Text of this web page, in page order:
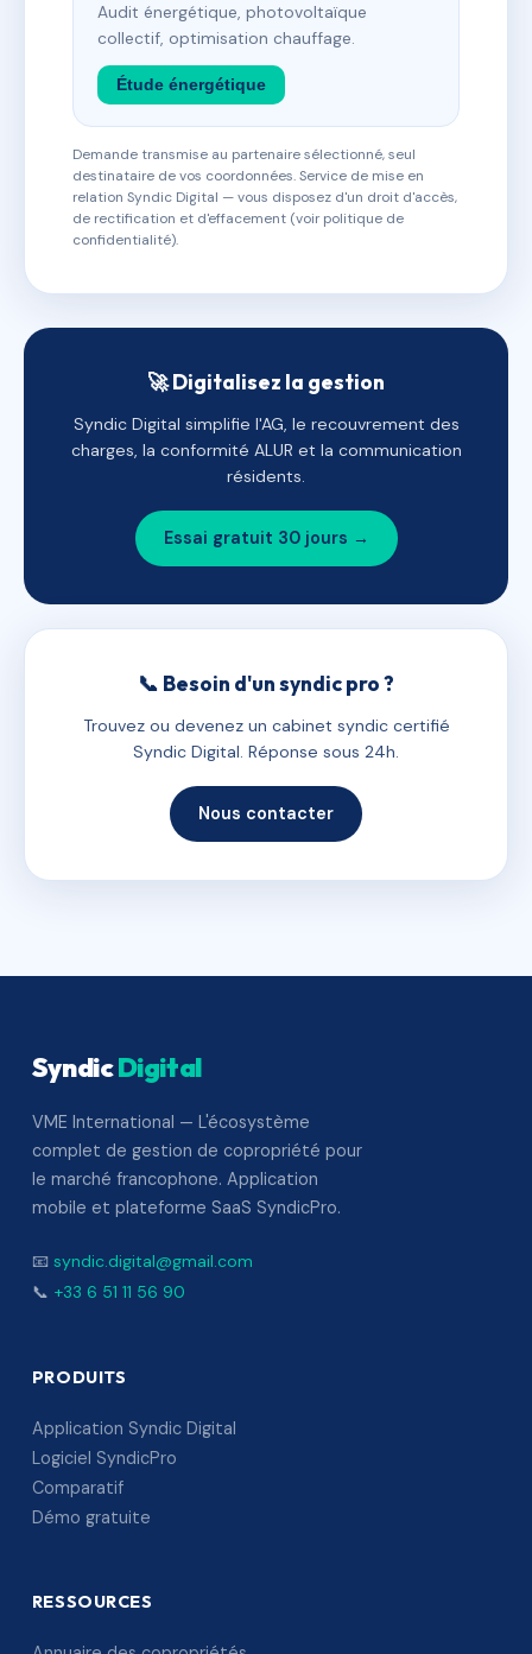
Audit énergétique, photovoltaïque
collectif, optimisation chauffage.
Étude énergétique
Demande transmise au partenaire sélectionné, seul
destinataire de vos coordonnées. Service de mise en
relation Syndic Digital — vous disposez d'un droit d'accès,
de rectification et d'effacement (voir politique de
confidentialité).
🚀 Digitalisez la gestion
Syndic Digital simplifie l'AG, le recouvrement des
charges, la conformité ALUR et la communication
résidents.
Essai gratuit 30 jours →
📞 Besoin d'un syndic pro ?
Trouvez ou devenez un cabinet syndic certifié
Syndic Digital. Réponse sous 24h.
Nous contacter
SyndicDigital
VME International — L'écosystème
complet de gestion de copropriété pour
le marché francophone. Application
mobile et plateforme SaaS SyndicPro.
📧 syndic.digital@gmail.com
📞 +33 6 51 11 56 90
PRODUITS
Application Syndic Digital
Logiciel SyndicPro
Comparatif
Démo gratuite
RESSOURCES